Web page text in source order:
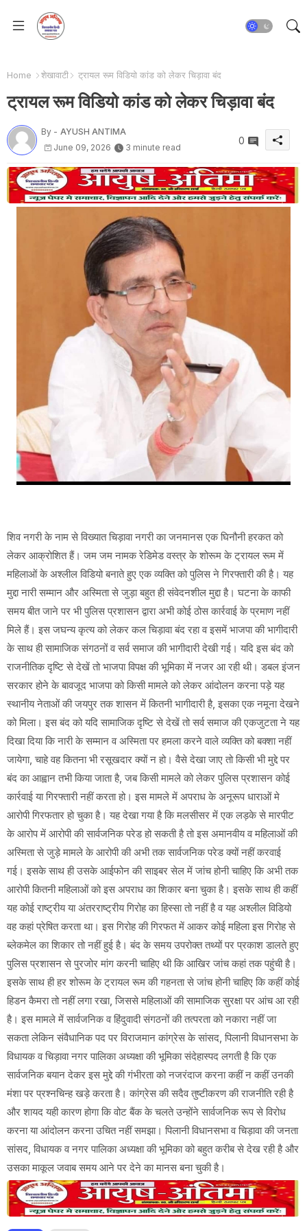
Home शेखावाटी ट्रायल रूम विडियो कांड को लेकर चिड़ावा बंद
ट्रायल रूम विडियो कांड को लेकर चिड़ावा बंद
By - AYUSH ANTIMA
June 09, 2026
3 minute read
0
शिव नगरी के नाम से विख्यात चिड़ावा नगरी का जनमानस एक घिनौनी हरकत को
लेकर आक्रोशित हैं। जम जम नामक रेडिमेड वस्त्र के शोरूम के ट्रायल रूम में
महिलाओं के अश्लील विडियो बनाते हुए एक व्यक्ति को पुलिस ने गिरफ्तारी की है। यह
मुद्दा नारी सम्मान और अस्मिता से जुड़ा बहुत ही संवेदनशील मुद्दा है। घटना के काफी
समय बीत जाने पर भी पुलिस प्रशासन द्वारा अभी कोई ठोस कार्रवाई के प्रमाण नहीं
मिले हैं। इस जघन्य कृत्य को लेकर कल चिड़ावा बंद रहा व इसमें भाजपा की भागीदारी
के साथ ही सामाजिक संगठनों व सर्व समाज की भागीदारी देखी गई। यदि इस बंद को
राजनीतिक दृष्टि से देखें तो भाजपा विपक्ष की भूमिका में नजर आ रही थी। डबल इंजन
सरकार होने के बावजूद भाजपा को किसी मामले को लेकर आंदोलन करना पड़े यह
स्थानीय नेताओं की जयपुर तक शासन में कितनी भागीदारी है, इसका एक नमूना देखने
को मिला। इस बंद को यदि सामाजिक दृष्टि से देखें तो सर्व समाज की एकजुटता ने यह
दिखा दिया कि नारी के सम्मान व अस्मिता पर हमला करने वाले व्यक्ति को बक्शा नहीं
जायेगा, चाहे वह कितना भी रसूखदार क्यों न हो। वैसे देखा जाए तो किसी भी मुद्दे पर
बंद का आह्वान तभी किया जाता है, जब किसी मामले को लेकर पुलिस प्रशासन कोई
कार्रवाई या गिरफ्तारी नहीं करता हो। इस मामले में अपराध के अनूरूप धाराओं मे
आरोपी गिरफतार हो चुका है। यह देखा गया है कि मलसीसर में एक लड़के से मारपीट
के आरोप में आरोपी की सार्वजनिक परेड हो सकती है तो इस अमानवीय व महिलाओं की
अस्मिता से जुड़े मामले के आरोपी की अभी तक सार्वजनिक परेड क्यों नहीं करवाई
गई। इसके साथ ही उसके आईफोन की साइबर सेल में जांच होनी चाहिए कि अभी तक
आरोपी कितनी महिलाओं को इस अपराध का शिकार बना चुका है। इसके साथ ही कहीं
यह कोई राष्ट्रीय या अंतरराष्ट्रीय गिरोह का हिस्सा तो नहीं है व यह अश्लील विडियो
वह कहां प्रेषित करता था। इस गिरोह की गिरफत में आकर कोई महिला इस गिरोह से
ब्लेकमेल का शिकार तो नहीं हुई है। बंद के समय उपरोक्त तथ्यों पर प्रकाश डालते हुए
पुलिस प्रशासन से पुरजोर मांग करनी चाहिए थी कि आखिर जांच कहां तक पहुंची है।
इसके साथ ही हर शोरूम के ट्रायल रूम की गहनता से जांच होनी चाहिए कि कहीं कोई
हिडन कैमरा तो नहीं लगा रखा, जिससे महिलाओं की सामाजिक सुरक्षा पर आंच आ रही
है। इस मामले में सार्वजनिक व हिंदुवादी संगठनों की तत्परता को नकारा नहीं जा
सकता लेकिन संवैधानिक पद पर विराजमान कांग्रेस के सांसद, पिलानी विधानसभा के
विधायक व चिड़ावा नगर पालिका अध्यक्षा की भूमिका संदेहास्पद लगती है कि एक
सार्वजनिक बयान देकर इस मुद्दे की गंभीरता को नजरंदाज करना कहीं न कहीं उनकी
मंशा पर प्रश्नचिन्ह खड़े करता है। कांग्रेस की सदैव तुष्टीकरण की राजनीति रही है
और शायद यही कारण होगा कि वोट बैंक के चलते उन्होंने सार्वजनिक रूप से विरोध
करना या आंदोलन करना उचित नहीं समझा। पिलानी विधानसभा व चिड़ावा की जनता
सांसद, विधायक व नगर पालिका अध्यक्षा की भूमिका को बहुत करीब से देख रही है और
उसका माकूल जवाब समय आने पर देने का मानस बना चुकी है।